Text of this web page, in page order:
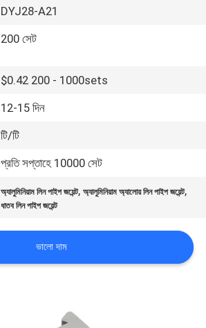
DYJ28-A21
200 সেট
$0.42 200 - 1000sets
12-15 দিন
টি/টি
প্রতি সপ্তাহে 10000 সেট
অ্যালুমিনিয়াম লিন পাইপ জয়েন্ট,অ্যালুমিনিয়াম অ্যালোয় লিন পাইপ জয়েন্ট,
ধাতব লিন পাইপ জয়েন্ট
ভালো দাম